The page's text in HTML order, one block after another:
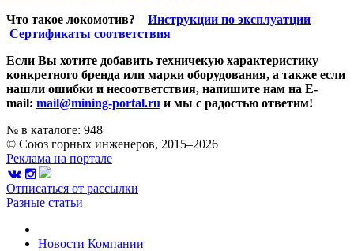
Что такое локомотив? Инструкции по эксплуатции
Сертификаты соответствия
Если Вы хотите добавить техничекую характеристику
конкретного бренда или марки оборудования, а также если
нашли ошибки и несоответствия, напишите нам на E-
mail: mail@mining-portal.ru и мы с радостью ответим!
№ в каталоге: 948
© Союз горных инженеров, 2015–2026
Реклама на портале
Отписаться от рассылки
Разные статьи
Новости Компании